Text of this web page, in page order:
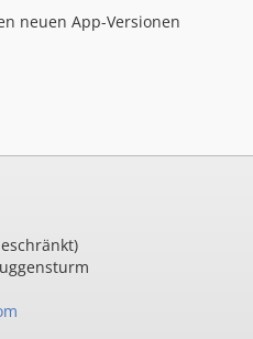
neuen App-Versionen